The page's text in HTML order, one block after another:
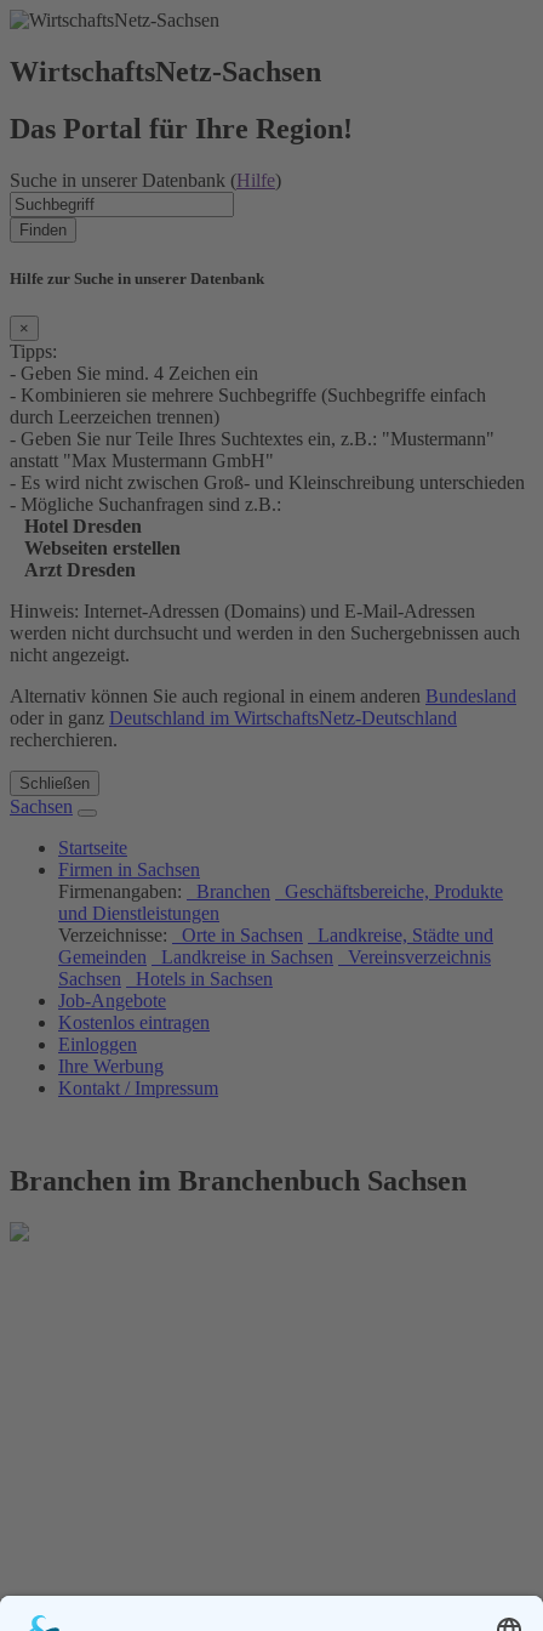
WirtschaftsNetz-Sachsen
Das Portal für Ihre Region!
Suche in unserer Datenbank (Hilfe)
Finden
Hilfe zur Suche in unserer Datenbank
×
Tipps:
- Geben Sie mind. 4 Zeichen ein
- Kombinieren sie mehrere Suchbegriffe (Suchbegriffe einfach
durch Leerzeichen trennen)
- Geben Sie nur Teile Ihres Suchtextes ein, z.B.: "Mustermann"
anstatt "Max Mustermann GmbH"
- Es wird nicht zwischen Groß- und Kleinschreibung unterschieden
- Mögliche Suchanfragen sind z.B.:
Hotel Dresden
Webseiten erstellen
Arzt Dresden
Hinweis: Internet-Adressen (Domains) und E-Mail-Adressen
werden nicht durchsucht und werden in den Suchergebnissen auch
nicht angezeigt.
Alternativ können Sie auch regional in einem anderen Bundesland
oder in ganz Deutschland im WirtschaftsNetz-Deutschland
recherchieren.
Schließen
Sachsen
Startseite
Firmen in Sachsen
Firmenangaben:
Branchen
Geschäftsbereiche, Produkte
und Dienstleistungen
Verzeichnisse:
Orte in Sachsen
Landkreise, Städte und
Gemeinden
Landkreise in Sachsen
Vereinsverzeichnis
Sachsen
Hotels in Sachsen
Job-Angebote
Kostenlos eintragen
Einloggen
Ihre Werbung
Kontakt / Impressum
Branchen im Branchenbuch Sachsen